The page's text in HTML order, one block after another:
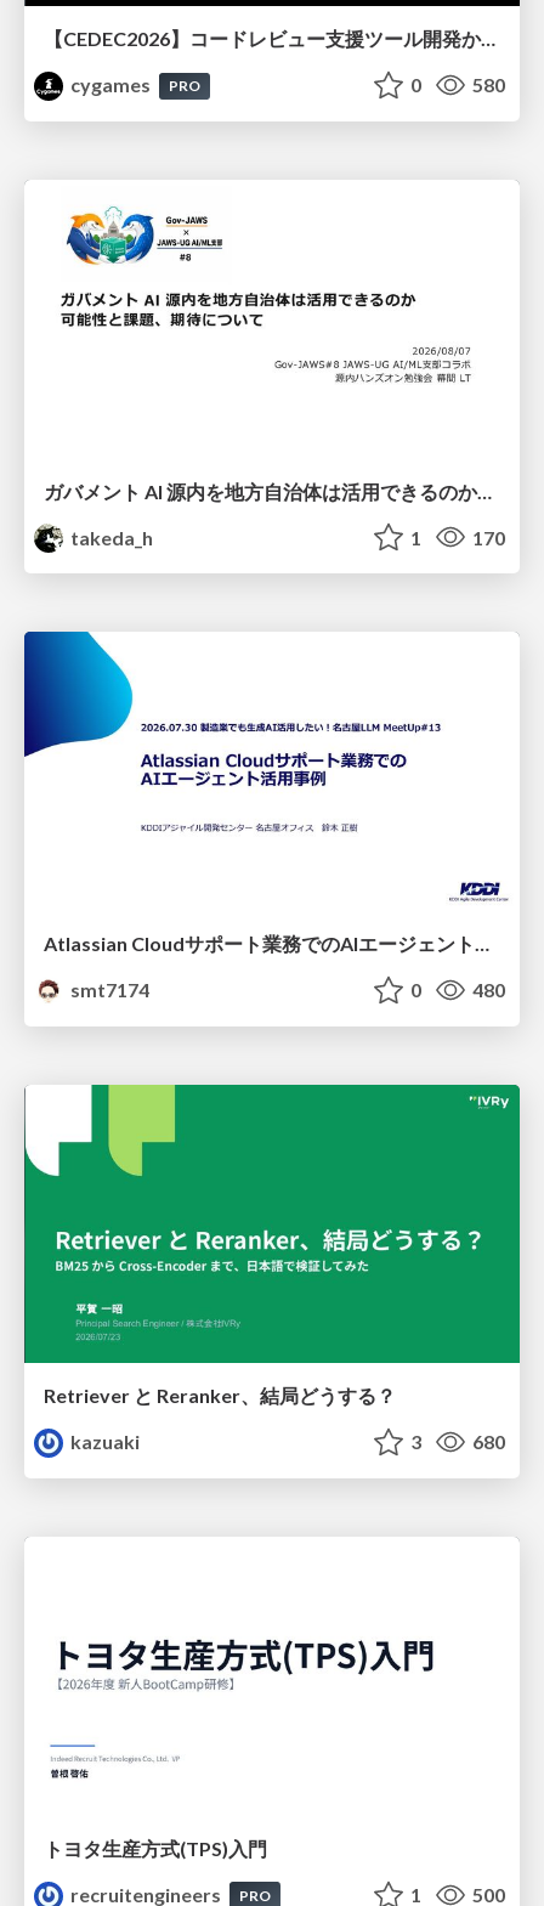
【CEDEC2026】コードレビュー支援ツール開発から学ぶ：LLMを用いた業務システムの実践的な運用設計と誤出力対策
cygames
PRO 0 580
ガバメント AI 源内を地方自治体は活用できるのか 可能性と課題、期待について
takeda_h
1 170
Atlassian Cloudサポート業務でのAIエージェント活用事例
smt7174
0 480
Retriever と Reranker、結局どうする？
kazuaki
3 680
トヨタ⽣産⽅式(TPS)⼊⾨
recruitengineers
PRO 1 500